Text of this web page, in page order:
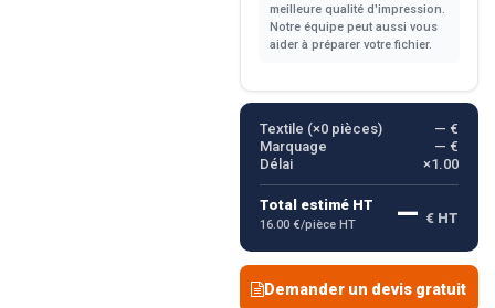
meilleure qualité d'impression.
Notre équipe peut aussi vous
aider à préparer votre fichier.
Textile (×0pièces)
— €
Marquage
— €
Délai
×1.00
Total estimé HT
16.00 €/pièce HT — € HT
Demander un devis gratuit